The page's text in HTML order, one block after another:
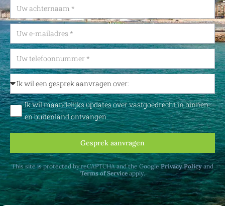
Ik wil maandelijks updates over vastgoedrecht in binnen-
en buitenland ontvangen
Gesprek aanvragen
This site is protected by reCAPTCHA and the GooglePrivacy Policy and
Terms of Serviceapply.